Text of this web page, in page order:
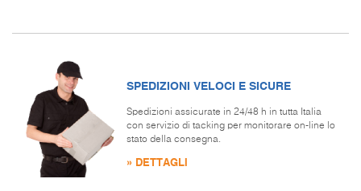
SPEDIZIONI VELOCI E SICURE
Spedizioni assicurate in 24/48 h in tutta Italia
con servizio di tacking per monitorare on-line lo
stato della consegna.
» DETTAGLI